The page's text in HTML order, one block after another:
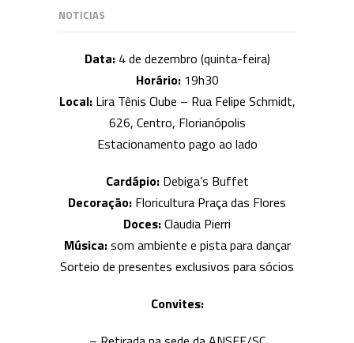
NOTICIAS
Data:4 de dezembro (quinta-feira)
Horário:19h30
Local:Lira Tênis Clube – Rua Felipe Schmidt,
626, Centro, Florianópolis
Estacionamento pago ao lado
Cardápio:Debiga’s Buffet
Decoração: Floricultura Praça das Flores
Doces:Claudia Pierri
Música:som ambiente e pista para dançar
Sorteio de presentes exclusivos para sócios
Convites: